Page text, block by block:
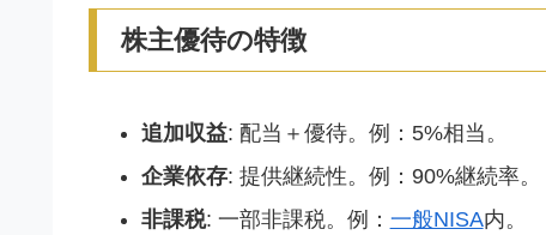
株主優待の特徴
追加収益: 配当＋優待。例：5%相当。
企業依存: 提供継続性。例：90%継続率。
非課税: 一部非課税。例： 一般NISA内。